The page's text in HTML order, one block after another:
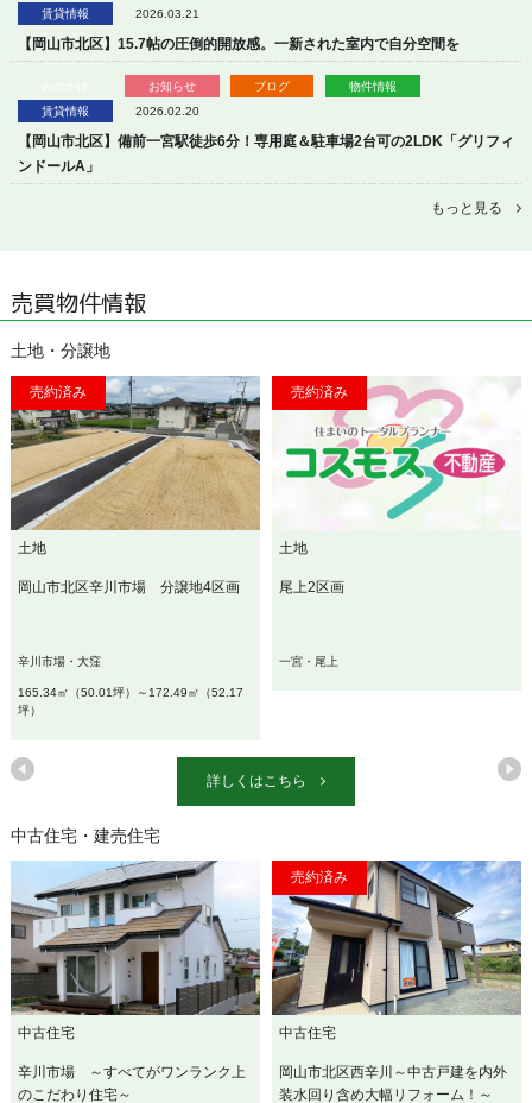
賃貸情報
2026.03.21
【岡山市北区】15.7帖の圧倒的開放感。一新された室内で自分空間を
お知らせ ブログ
物件情報
賃貸情報
2026.02.20
【岡山市北区】備前一宮駅徒歩6分！専用庭＆駐車場2台可の2LDK「グリフィ
ンドールA」
もっと見る
売買物件情報
土地・分譲地
土地
岡山市北区辛川市場 分譲地4区画
辛川市場・大窪
165.34㎡（50.01坪）～172.49㎡（52.17
坪）
土地
尾上2区画
一宮・尾上
詳しくはこちら
中古住宅・建売住宅
中古住宅
辛川市場 ～すべてがワンランク上
のこだわり住宅～
中古住宅
岡山市北区西辛川～中古戸建を内外
装水回り含め大幅リフォーム！～